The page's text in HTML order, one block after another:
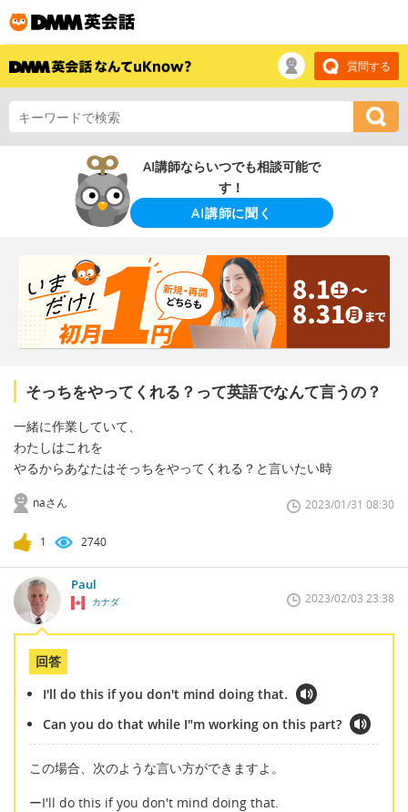
質問する
AI講師ならいつでも相談可能で
す！
AI講師に聞く
そっちをやってくれる？って英語でなんて言うの？
一緒に作業していて、
わたしはこれを
やるからあなたはそっちをやってくれる？と言いたい時
naさん 2023/01/31 08:30
1 2740
Paul
カナダ 2023/02/03 23:38
回答
I'll do this if you don't mind doing that.
Can you do that while I"m working on this part?
この場合、次のような言い方ができますよ。
ーI'll do this if you don't mind doing that.